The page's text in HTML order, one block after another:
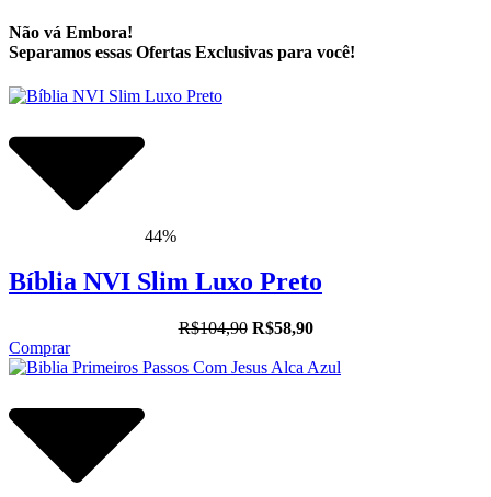
Não vá Embora!
Separamos essas Ofertas Exclusivas para você!
44%
Bíblia NVI Slim Luxo Preto
R$104,90 R$58,90
Comprar